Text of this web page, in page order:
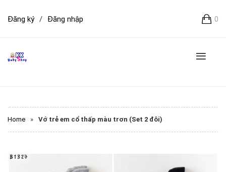
0
Đăng ký / Đăng nhập
Home » Vớ trẻ em cổ thấp màu trơn (Set 2 đôi)